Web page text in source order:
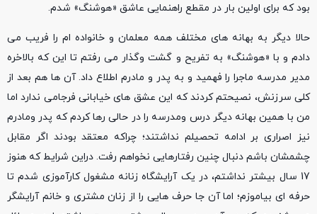
بود که برای اولین بار در مقطع راهنمایی عاشق «هوشنگ» شدم.
حالا دیگر به بهانه های مختلف همه معلمان و خانواده ام را فریب می
دادم و با «هوشنگ» به تفریح و گشت وگذار می رفتم تا این که بالاخره
مدیر مدرسه ماجرا را فهمید و به پدر و مادرم اطلاع داد. آن ها هم بعد از
کلی سرزنش، نصیحتم کردند که این عشق های خیابانی فرجامی ندارد اما
من با همین بهانه دیگر درس ومدرسه را در حالی رها کردم که پدر ومادرم
نیز اصراری بر ادامه تحصیلم نداشتند؛ چراکه معتقد بودند اگر مقابل
چشمشان باشم دنبال چنین رفتارهایی نخواهم رفت. دراین شرایط که هنوز
17 سال بیشتر نداشتم، در یک آرایشگاه زنانه مشغول کارآموزی شدم تا
حرفه ای بیاموزم؛ اما آن جا حرف هایی را از زنان مشتری و خانم آرایشگر